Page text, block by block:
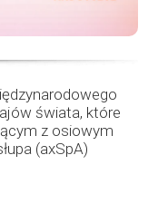
świata, które
z osiowym
(axSpA)